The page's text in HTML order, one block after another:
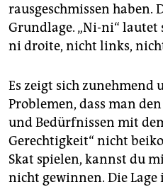
rausgeschmissen haben.
Grundlage. „Ni-ni“ lautet
ni droite, nicht links,
Es zeigt sich zunehmend
Problemen, dass man
und Bedürfnissen mit
Gerechtigkeit“ nicht
Skat spielen, kannst du
nicht gewinnen. Die Lage